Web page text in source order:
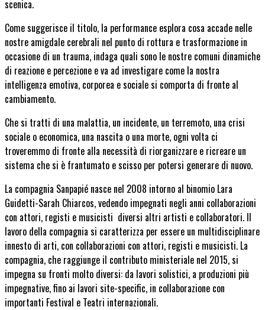
scenica.
Come suggerisce il titolo, la performance esplora cosa accade nelle
nostre amigdale cerebrali nel punto di rottura e trasformazione in
occasione di un trauma, indaga quali sono le nostre comuni dinamiche
di reazione e percezione e va ad investigare come la nostra
intelligenza emotiva, corporea e sociale si comporta di fronte al
cambiamento.
Che si tratti di una malattia, un incidente, un terremoto, una crisi
sociale o economica, una nascita o una morte, ogni volta ci
troveremmo di fronte alla necessità di riorganizzare e ricreare un
sistema che si è frantumato e scisso per potersi generare di nuovo.
La compagnia Sanpapié nasce nel 2008 intorno al binomio Lara
Guidetti-Sarah Chiarcos, vedendo impegnati negli anni collaborazioni
con attori, registi e musicisti diversi altri artisti e collaboratori. Il
lavoro della compagnia si caratterizza per essere un multidisciplinare
innesto di arti, con collaborazioni con attori, registi e musicisti. La
compagnia, che raggiunge il contributo ministeriale nel 2015, si
impegna su fronti molto diversi: da lavori solistici, a produzioni più
impegnative, fino ai lavori site-specific, in collaborazione con
importanti Festival e Teatri internazionali.